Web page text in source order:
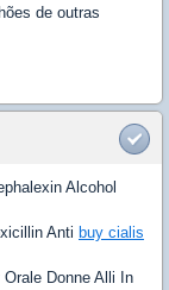
de outras
Alcohol
Anti buy cialis
Donne Alli In